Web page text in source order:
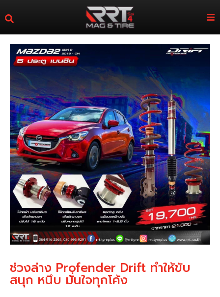
ช่วงล่าง Profender Drift ทำให้ขับ
สนุก หนึบ มั่นใจทุกโค้ง